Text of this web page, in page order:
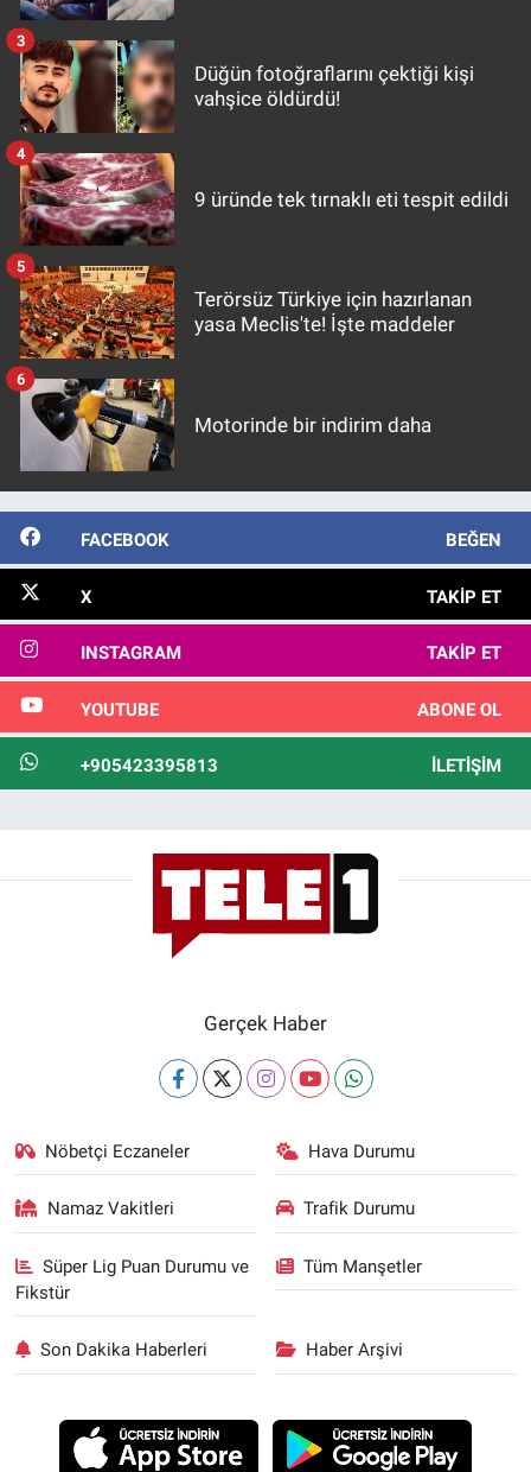
Düğün fotoğraflarını çektiği kişi
vahşice öldürdü!
3
9 üründe tek tırnaklı eti tespit edildi
4
Terörsüz Türkiye için hazırlanan
yasa Meclis'te! İşte maddeler
5
Motorinde bir indirim daha
6
FACEBOOK BEĞEN
X TAKIP ET
INSTAGRAM TAKIP ET
YOUTUBE ABONE OL
+905423395813 İLETIŞIM
Gerçek Haber
Nöbetçi Eczaneler Hava Durumu
Namaz Vakitleri Trafik Durumu
Süper Lig Puan Durumu ve
Fikstür
Tüm Manşetler
Son Dakika Haberleri Haber Arşivi